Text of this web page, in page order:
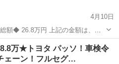
4月10日
額は、消
の金額です！ 令和4年度の自動車
ォクシー 車両
万★トヨタ パッソ！車検令
ェーン！フルセグ…